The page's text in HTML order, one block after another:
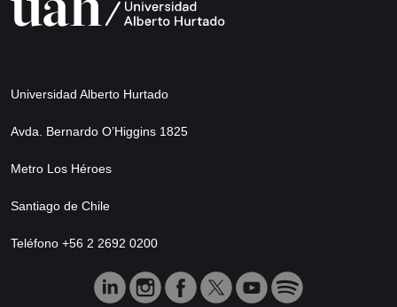
Universidad Alberto Hurtado
Avda. Bernardo O’Higgins 1825
Metro Los Héroes
Santiago de Chile
Teléfono +56 2 2692 0200